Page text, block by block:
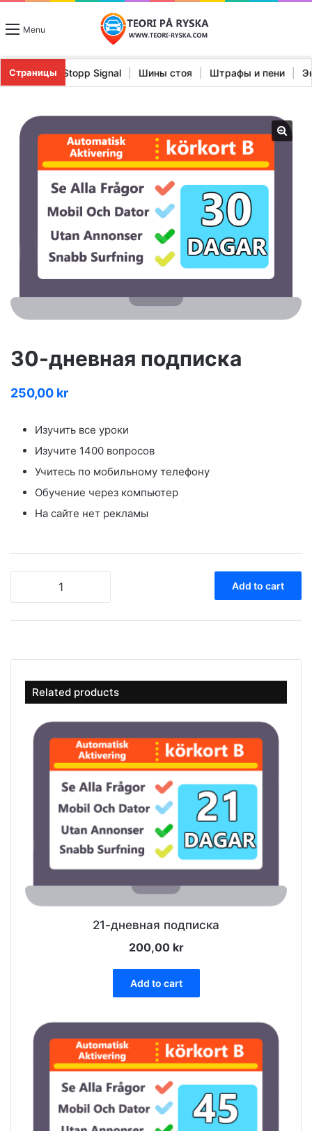
Menu
Страницы
Характеристики Stopp Signal | Шины стоя | Штрафы и
30-дневная подписка
250,00 kr
Изучить все уроки
Изучите 1400 вопросов
Учитесь по мобильному телефону
Обучение через компьютер
На сайте нет рекламы
quantity
Add to cart
Related products
21-дневная подписка
200,00 kr
Add to cart